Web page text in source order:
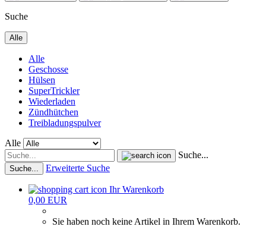
Suche
Alle
Alle
Geschosse
Hülsen
SuperTrickler
Wiederladen
Zündhütchen
Treibladungspulver
Alle
Suche...
Suche... Erweiterte Suche
Ihr Warenkorb
0,00 EUR
Sie haben noch keine Artikel in Ihrem Warenkorb.